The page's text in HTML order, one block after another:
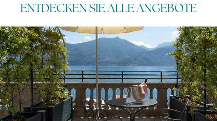
ENTDECKEN SIE ALLE ANGEBOTE